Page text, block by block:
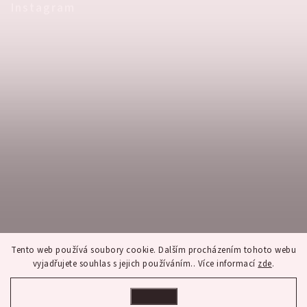
Tento web používá soubory cookie. Dalším procházením tohoto webu
vyjadřujete souhlas s jejich používáním.. Více informací zde.